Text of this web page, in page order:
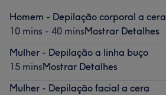
Homem - Depilação corporal a cera
10 mins - 40 minsMostrar Detalhes
Mulher - Depilação a linha buço
15 minsMostrar Detalhes
Mulher - Depilação facial a cera